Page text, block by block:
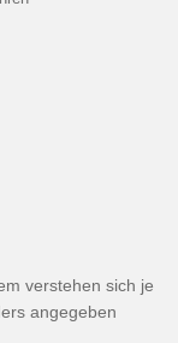
verstehen sich je
angegeben